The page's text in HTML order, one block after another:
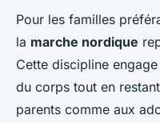
Pour les familles
la marche nordique
Cette discipline
du corps tout en
parents comme aux